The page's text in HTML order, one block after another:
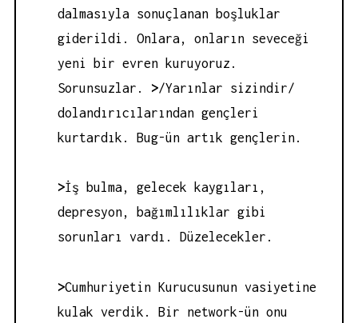
dalmasıyla sonuçlanan boşluklar
giderildi. Onlara, onların seveceği
yeni bir evren kuruyoruz.
Sorunsuzlar.
>/Yarınlar sizindir/
dolandırıcılarından gençleri
kurtardık. Bug-ün artık gençlerin.
>İş bulma, gelecek kaygıları,
depresyon, bağımlılıklar gibi
sorunları vardı. Düzelecekler.
>Cumhuriyetin Kurucusunun vasiyetine
kulak verdik. Bir network-ün onu